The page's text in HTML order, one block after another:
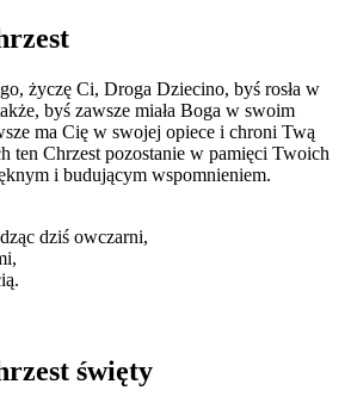
życzę Ci, Droga Dziecino, byś rosła w
byś zawsze miała Boga w swoim
ma Cię w swojej opiece i chroni Twą
ten Chrzest pozostanie w pamięci Twoich
i budującym wspomnieniem.
dziś owczarni,
święty